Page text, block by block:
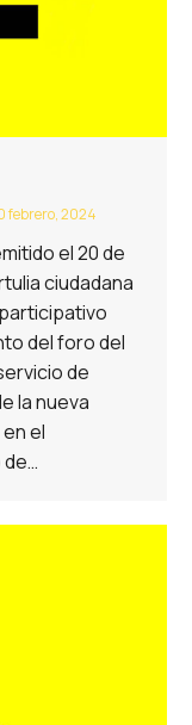
febrero, 2024
el 20 de
ciudadana
del foro del
de
la nueva
el